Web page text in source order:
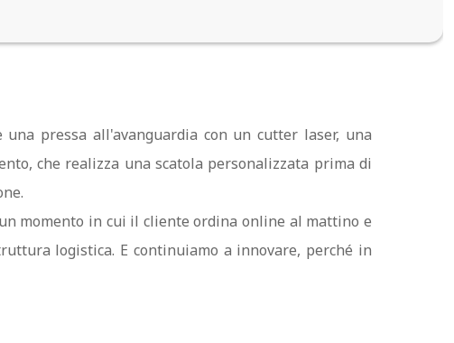
pressa all'avanguardia con un cutter laser, una
che realizza una scatola personalizzata prima di
momento in cui il cliente ordina online al mattino e
logistica. E continuiamo a innovare, perché in